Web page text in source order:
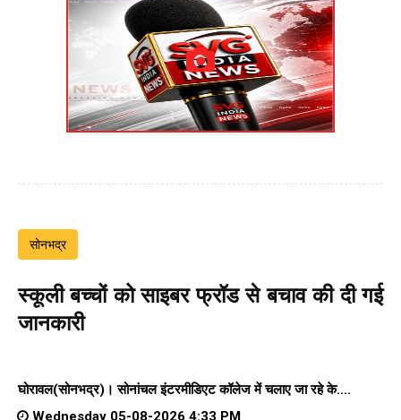
सोनभद्र
स्कूली बच्चों को साइबर फ्रॉड से बचाव की दी गई
जानकारी
घोरावल(सोनभद्र)। सोनांचल इंटरमीडिएट कॉलेजमें चलाए जा रहे के....
Wednesday 05-08-2026 4:33 PM